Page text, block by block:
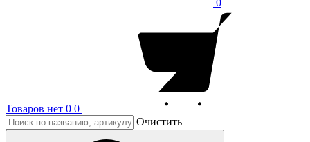
Товаров нет 0 0
Очистить